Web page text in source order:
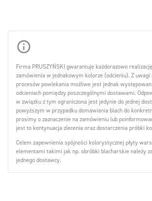
Firma PRUSZYŃSKI gwarantuje każdorazowo
zamówienia w jednakowym kolorze (odcieniu). Z
procesów powlekania możliwe jest jednak
odcieniach pomiędzy poszczególnymi dostawami.
w związku z tym ograniczona jest jedynie do jednej
powyższym w przypadku domawiania blach do
prosimy o zaznaczenie na zamówieniu lub
jest to kontynuacja zlecenia oraz dostarczenia próbki
Celem zapewnienia spójności kolorystycznej płyty
elementami takimi jak np. obróbki blacharskie należy
jednego dostawcy.